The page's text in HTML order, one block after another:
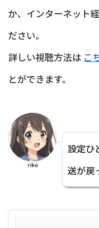
か、インターネット
ださい。
詳しい視聴方法は こ
とができます。
riko
設定ひ
送が戻